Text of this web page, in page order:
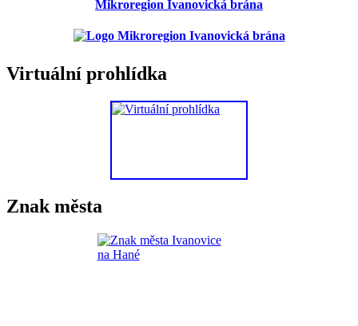
Mikroregion Ivanovická brána
Virtuální prohlídka
Znak města